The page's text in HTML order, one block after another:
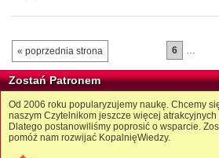
« poprzednia strona 6 …
Zostań Patronem
Od 2006 roku popularyzujemy naukę. Chcemy
naszym Czytelnikom jeszcze więcej
Dlatego postanowiliśmy poprosić o wsparcie.
pomóż nam rozwijać KopalnięWiedzy.